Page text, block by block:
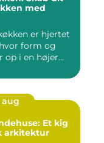
med
er hjertet
form og
op i en højer...
aug
Et kig
arkitektur